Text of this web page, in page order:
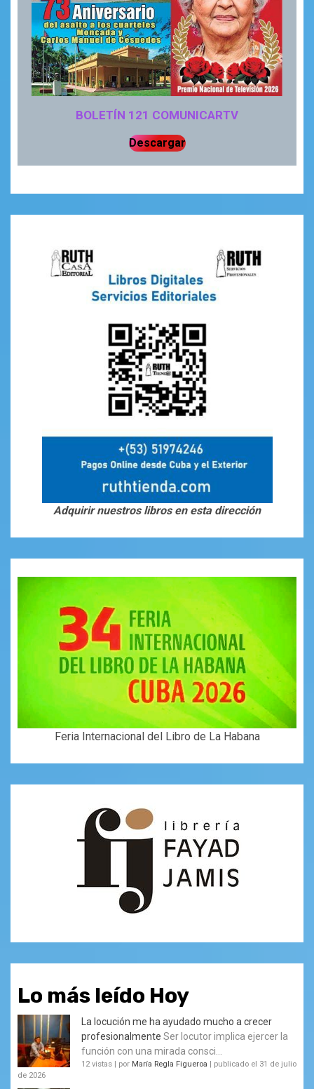
BOLETÍN 121 COMUNICARTV
Descargar
Adquirir nuestros libros en esta dirección
Feria Internacional del Libro de La Habana
Lo más leído Hoy
La locución me ha ayudado mucho a crecer
profesionalmente Ser locutor implica ejercer la
función con una mirada consci...
12 vistas por María Regla Figueroa
publicado el 31 de julio
de 2026